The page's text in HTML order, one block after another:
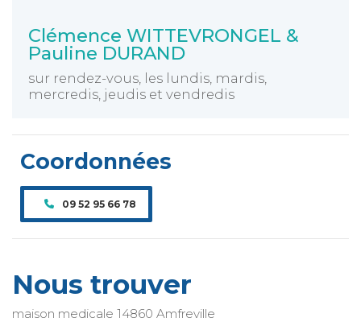
Clémence WITTEVRONGEL &
Pauline DURAND
sur rendez-vous, les lundis, mardis,
mercredis, jeudis et vendredis
Coordonnées
09 52 95 66 78
Nous trouver
maison medicale 14860 Amfreville